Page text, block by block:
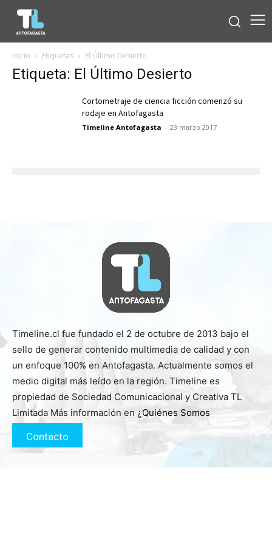
Inicio Etiquetas El Último Desierto
Etiqueta: El Último Desierto
Cortometraje de ciencia ficción comenzó su
rodaje en Antofagasta
Timeline Antofagasta - 23 marzo 2017
Timeline.cl fue fundado el 2 de octubre de 2013 bajo el
sello de generar contenido multimedia de calidad y con
un enfoque 100% en Antofagasta. Actualmente somos el
medio digital más leído en la región. Timeline es
propiedad de Sociedad Comunicacional y Creativa TL
Limitada Más información en ¿Quiénes Somos
Contacto